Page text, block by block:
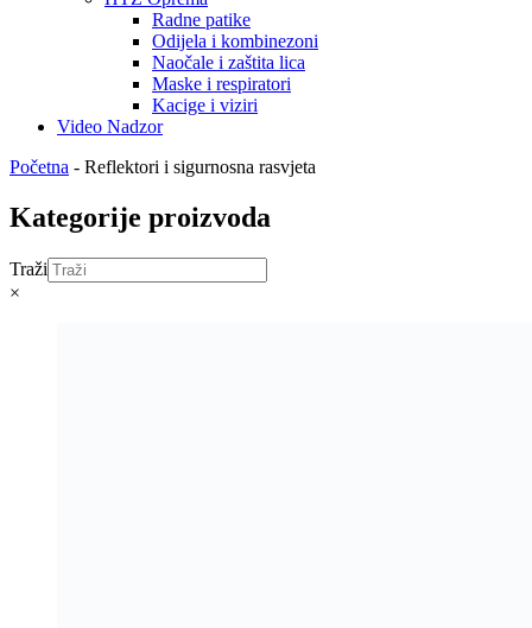
Radne patike
Odijela i kombinezoni
Naočale i zaštita lica
Maske i respiratori
Kacige i viziri
Video Nadzor
Početna - Reflektori i sigurnosna rasvjeta
Kategorije proizvoda
Traži
×